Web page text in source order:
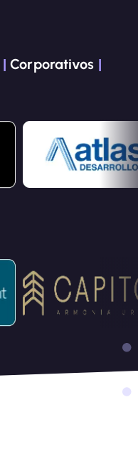
| Corporativos |